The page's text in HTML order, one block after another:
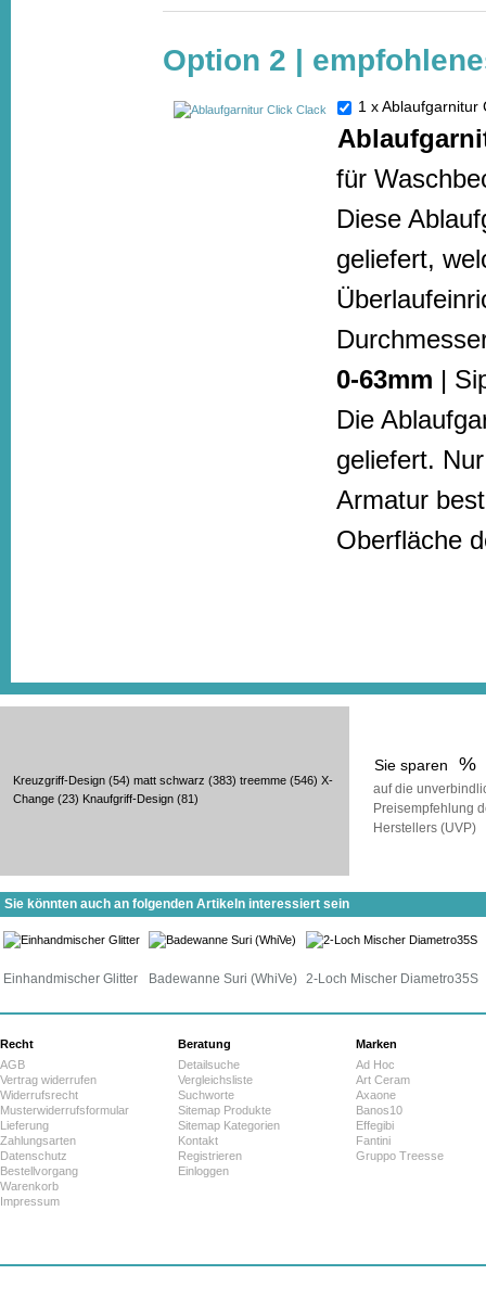
Option 2 |
1 x
für
Diese
geliefert,
0-63mm |
Die
geliefert.
Armatur
Oberfläche
Sie sparen %
auf die
Preisempfehlung
Herstellers (UVP)
Kreuzgriff-Design (54) matt schwarz (383) treemme (546) X-
Change (23) Knaufgriff-Design (81)
Sie könnten auch an folgenden Artikeln interessiert sein
Einhandmischer Glitter Badewanne Suri (WhiVe) 2-Loch Mischer Diametro35S
Recht
AGB
Vertrag widerrufen
Widerrufsrecht
Musterwiderrufsformular
Lieferung
Zahlungsarten
Datenschutz
Bestellvorgang
Warenkorb
Impressum
Beratung
Detailsuche
Vergleichsliste
Suchworte
Sitemap Produkte
Sitemap Kategorien
Kontakt
Registrieren
Einloggen
Marken
Ad Hoc
Art Ceram
Axaone
Banos10
Effegibi
Fantini
Gruppo Treesse